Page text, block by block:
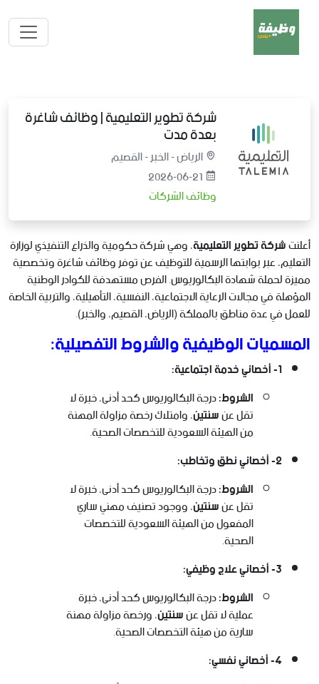
شركة تطوير التعليمية | وظائف شاغرة
بعدة مدت
الرياض - الخبر - القصيم
2026-06-21
وظائف الشركات
أعلنتشركة تطوير التعليمية، وهي شركة حكومية والذراع التنفيذي لوزارة
التعليم، عبر بوابتها الرسمية للتوظيف عن توفر وظائف شاغرة وتخصصية
مميزة لحملة شهادة البكالوريوس. الفرص مستهدفة للكوادر الوطنية
المؤهلة في مجالات الرعاية الاجتماعية، النفسية، التأهيلية، والتربية الخاصة
للعمل في عدة مناطق بالمملكة (الرياض، القصيم، والخبر).
المسميات الوظيفية والشروط التفصيلية:
1- أخصائي خدمة اجتماعية:
الشروط:درجة البكالوريوس كحد أدنى، خبرة لا
تقل عنسنتين، وامتلاك رخصة مزاولة المهنة
من الهيئة السعودية للتخصصات الصحية.
2- أخصائي نطق وتخاطب:
الشروط:درجة البكالوريوس كحد أدنى، خبرة لا
تقل عنسنتين، ووجود تصنيف مهني ساري
المفعول من الهيئة السعودية للتخصصات
الصحية.
3- أخصائي علاج وظيفي:
الشروط:درجة البكالوريوس كحد أدنى، خبرة
عملية لا تقل عنسنتين، ورخصة مزاولة مهنة
سارية من هيئة التخصصات الصحية.
4- أخصائي نفسي: